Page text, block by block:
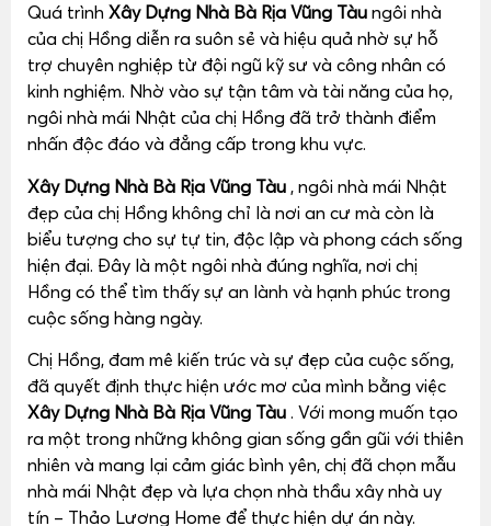
Quá trình Xây Dựng Nhà Bà Rịa Vũng Tàu ngôi nhà
của chị Hồng diễn ra suôn sẻ và hiệu quả nhờ sự hỗ
trợ chuyên nghiệp từ đội ngũ kỹ sư và công nhân có
kinh nghiệm. Nhờ vào sự tận tâm và tài năng của họ,
ngôi nhà mái Nhật của chị Hồng đã trở thành điểm
nhấn độc đáo và đẳng cấp trong khu vực.
Xây Dựng Nhà Bà Rịa Vũng Tàu , ngôi nhà mái Nhật
đẹp của chị Hồng không chỉ là nơi an cư mà còn là
biểu tượng cho sự tự tin, độc lập và phong cách sống
hiện đại. Đây là một ngôi nhà đúng nghĩa, nơi chị
Hồng có thể tìm thấy sự an lành và hạnh phúc trong
cuộc sống hàng ngày.
Chị Hồng, đam mê kiến trúc và sự đẹp của cuộc sống,
đã quyết định thực hiện ước mơ của mình bằng việc
Xây Dựng Nhà Bà Rịa Vũng Tàu . Với mong muốn tạo
ra một trong những không gian sống gần gũi với thiên
nhiên và mang lại cảm giác bình yên, chị đã chọn mẫu
nhà mái Nhật đẹp và lựa chọn nhà thầu xây nhà uy
tín – Thảo Lương Home để thực hiện dự án này.